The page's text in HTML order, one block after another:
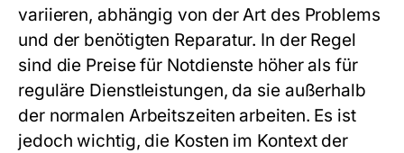
variieren, abhängig von der Art des Problems
und der benötigten Reparatur. In der Regel
sind die Preise für Notdienste höher als für
reguläre Dienstleistungen, da sie außerhalb
der normalen Arbeitszeiten arbeiten. Es ist
jedoch wichtig, die Kosten im Kontext der